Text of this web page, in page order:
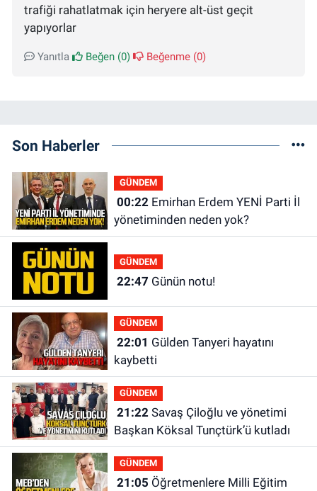
trafiği rahatlatmak için heryere alt-üst geçit
yapıyorlar
Yanıtla Beğen (0) Beğenme (0)
Son Haberler
GÜNDEM
00:22Emirhan Erdem YENİ Parti İl
yönetiminden neden yok?
GÜNDEM
22:47 Günün notu!
GÜNDEM
22:01
kaybetti
GÜNDEM
21:22Savaş Çiloğlu ve yönetimi
Başkan Köksal Tunçtürk’ü kutladı
GÜNDEM
21:05